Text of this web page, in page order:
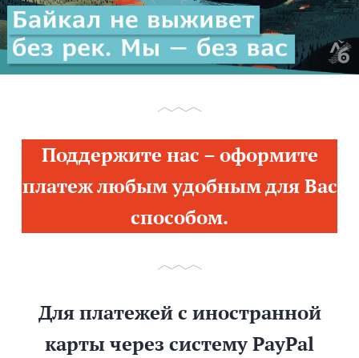
Поддержите нас – оформите
платеж любым удобным для Вас
способом.
Для платежей с иностранной
карты через систему PayPal